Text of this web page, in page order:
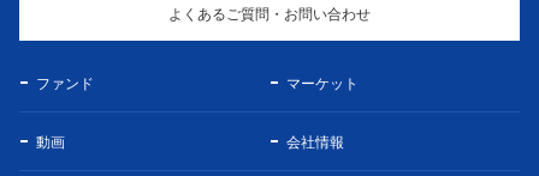
よくあるご質問・お問い合わせ
ファンド マーケット
動画 会社情報